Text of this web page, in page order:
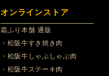
オンラインストア
霜ふり本舗 通販
・松阪牛すき焼き肉
・松阪牛しゃぶしゃぶ肉
・松阪牛ステーキ肉